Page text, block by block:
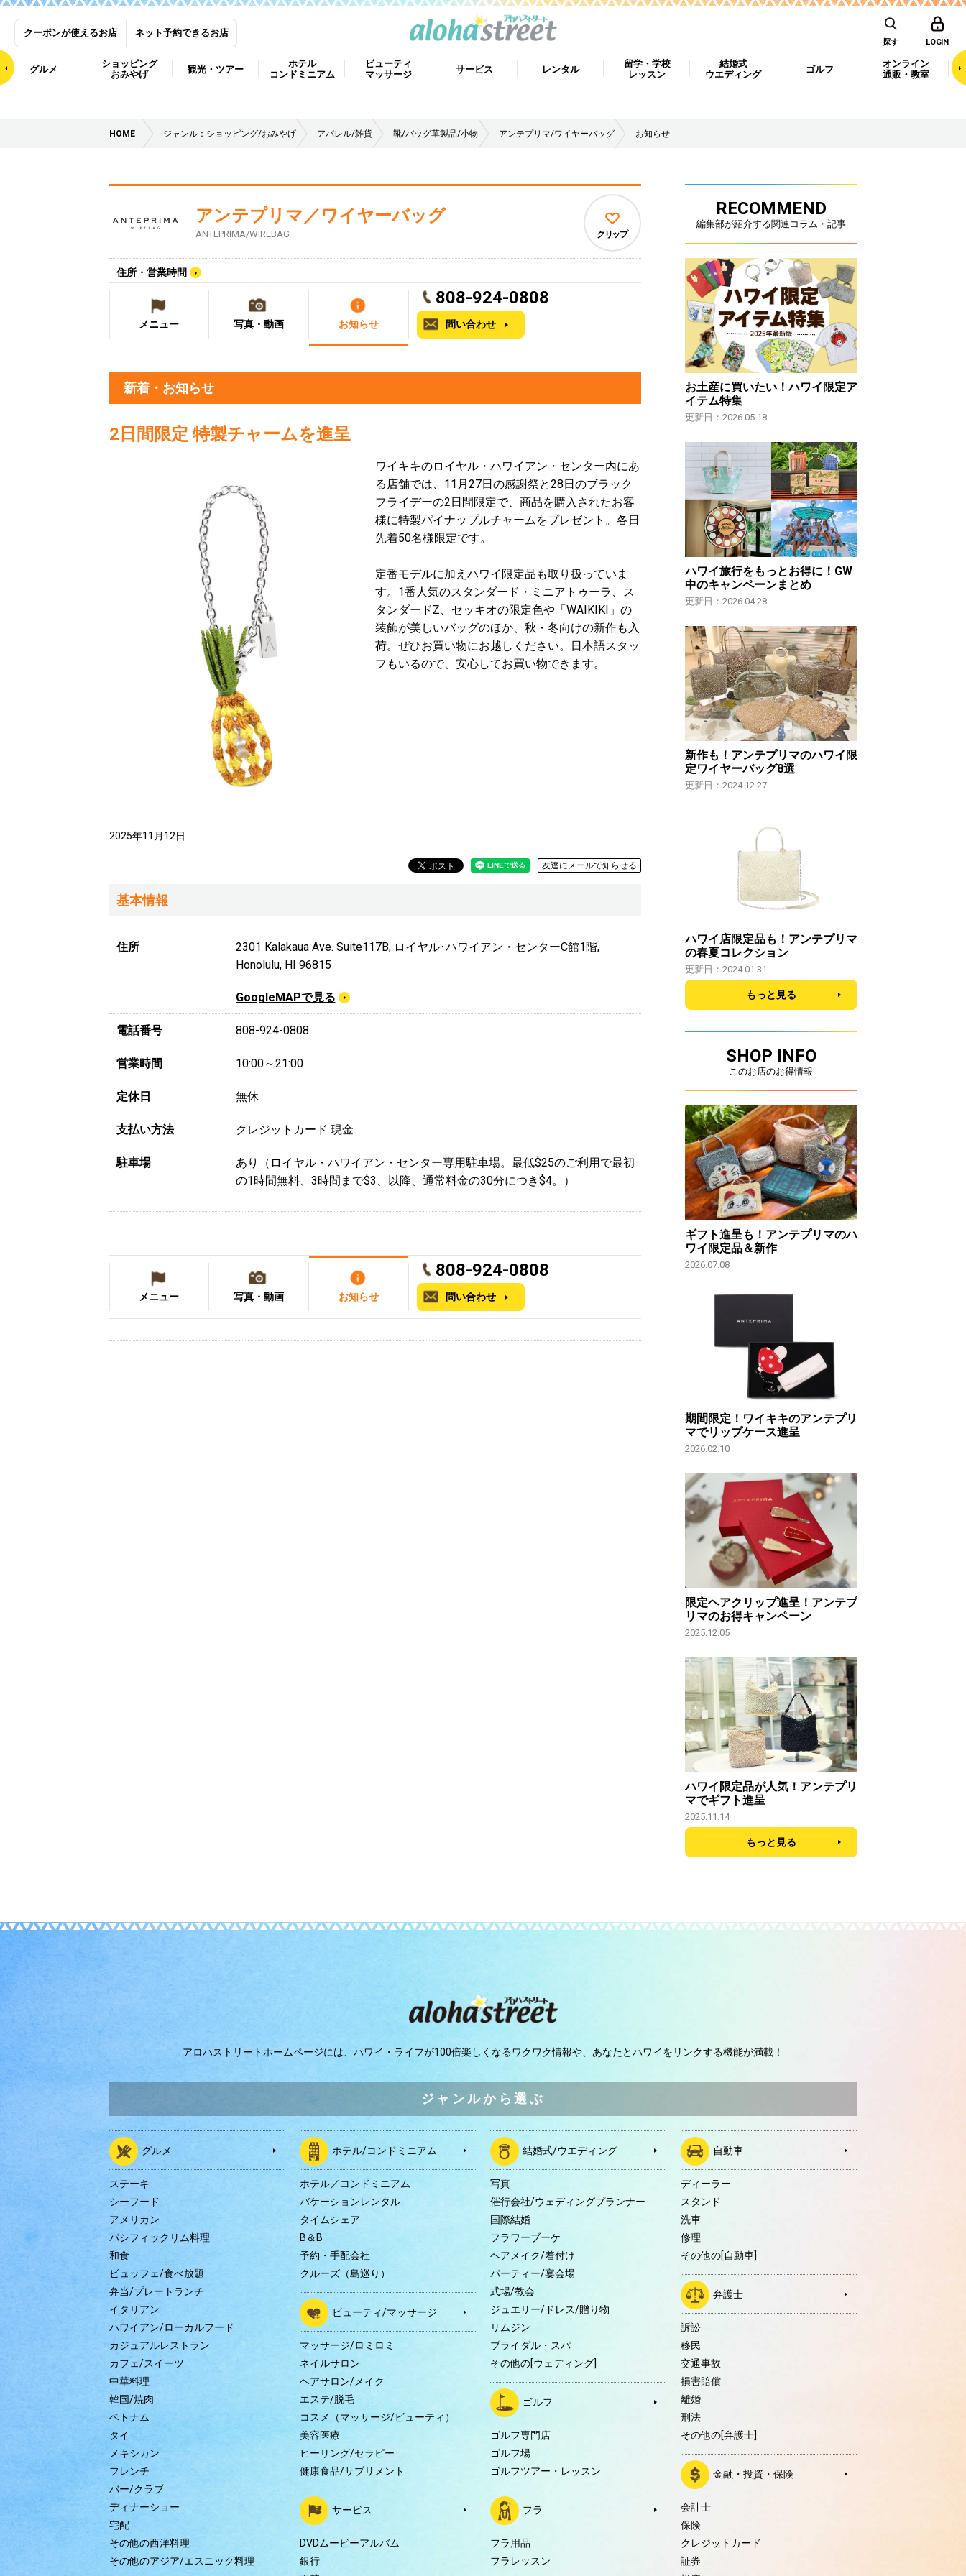
クーポンが使えるお店 ネット予約できるお店
探す LOGIN
グルメ
ショッピング
おみやげ
観光・ツアー
ホテル
コンドミニアム
ビューティ
マッサージ
サービス レンタル
留学・学校
レッスン
結婚式
ウエディング
ゴルフ
オンライン
通販・教室
HOME ジャンル：ショッピング/おみやげ アパレル/雑貨 靴/バッグ革製品/小物 アンテプリマ/ワイヤーバッグ お知らせ
アンテプリマ／ワイヤーバッグ
ANTEPRIMA/WIREBAG
住所・営業時間
クリップ
メニュー 写真・動画 お知らせ
808-924-0808
問い合わせ
新着・お知らせ
2日間限定 特製チャームを進呈
2025年11月12日
ワイキキのロイヤル・ハワイアン・センター内にあ
る店舗では、11月27日の感謝祭と28日のブラック
フライデーの2日間限定で、商品を購入されたお客
様に特製パイナップルチャームをプレゼント。各日
先着50名様限定です。
定番モデルに加えハワイ限定品も取り扱っていま
す。1番人気のスタンダード・ミニアトゥーラ、ス
タンダードZ、セッキオの限定色や「WAIKIKI」の
装飾が美しいバッグのほか、秋・冬向けの新作も入
荷。ぜひお買い物にお越しください。日本語スタッ
フもいるので、安心してお買い物できます。
友達にメールで知らせる
基本情報
住所
2301 Kalakaua Ave. Suite117B, ロイヤル･ハワイアン・センターC館1階,
Honolulu, HI 96815
GoogleMAPで見る
電話番号 808-924-0808
営業時間 10:00～21:00
定休日 無休
支払い方法 クレジットカード 現金
駐車場
あり（ロイヤル・ハワイアン・センター専用駐車場。最低$25のご利用で最初
の1時間無料、3時間まで$3、以降、通常料金の30分につき$4。）
メニュー 写真・動画 お知らせ
808-924-0808
問い合わせ
RECOMMEND
編集部が紹介する関連コラム・記事
お土産に買いたい！ハワイ限定ア
イテム特集
更新日：2026.05.18
ハワイ旅行をもっとお得に！GW
中のキャンペーンまとめ
更新日：2026.04.28
新作も！アンテプリマのハワイ限
定ワイヤーバッグ8選
更新日：2024.12.27
ハワイ店限定品も！アンテプリマ
の春夏コレクション
更新日：2024.01.31
もっと見る
SHOP INFO
このお店のお得情報
ギフト進呈も！アンテプリマのハ
ワイ限定品＆新作
2026.07.08
期間限定！ワイキキのアンテプリ
マでリップケース進呈
2026.02.10
限定ヘアクリップ進呈！アンテプ
リマのお得キャンペーン
2025.12.05
ハワイ限定品が人気！アンテプリ
マでギフト進呈
2025.11.14
もっと見る
アロハストリートホームページには、 ハワイ・ライフが100倍楽しくなるワクワク情報や、 あなたとハワイをリンクする機能が満載！
ジャンルから選ぶ
グルメ
ステーキ
シーフード
アメリカン
パシフィックリム料理
和食
ビュッフェ/食べ放題
弁当/プレートランチ
イタリアン
ハワイアン/ローカルフード
カジュアルレストラン
カフェ/スイーツ
中華料理
韓国/焼肉
ベトナム
タイ
メキシカン
フレンチ
バー/クラブ
ディナーショー
宅配
その他の西洋料理
その他のアジア/エスニック料理
ホテル/コンドミニアム
ホテル／コンドミニアム
バケーションレンタル
タイムシェア
B＆B
予約・手配会社
クルーズ（島巡り）
ビューティ/マッサージ
マッサージ/ロミロミ
ネイルサロン
ヘアサロン/メイク
エステ/脱毛
コスメ（マッサージ/ビューティ）
美容医療
ヒーリング/セラピー
健康食品/サプリメント
サービス
DVDムービーアルバム
銀行
結婚式/ウエディング
写真
催行会社/ウェディングプランナー
国際結婚
フラワーブーケ
ヘアメイク/着付け
パーティー/宴会場
式場/教会
ジュエリー/ドレス/贈り物
リムジン
ブライダル・スパ
その他の[ウェディング]
ゴルフ
ゴルフ専門店
ゴルフ場
ゴルフツアー・レッスン
フラ
フラ用品
フラレッスン
自動車
ディーラー
スタンド
洗車
修理
その他の[自動車]
弁護士
訴訟
移民
交通事故
損害賠償
離婚
刑法
その他の[弁護士]
金融・投資・保険
会計士
保険
クレジットカード
証券